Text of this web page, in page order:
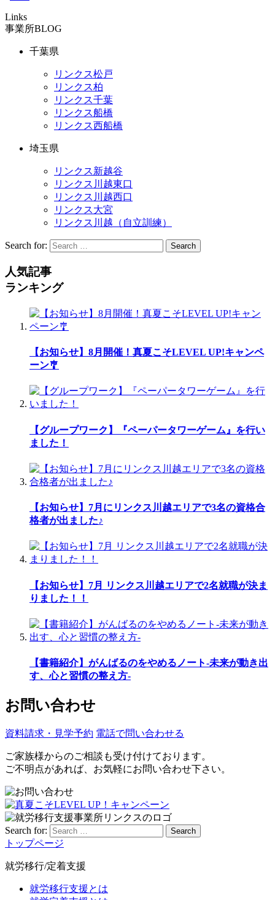
Links
事業所BLOG
千葉県
リンクス松戸
リンクス柏
リンクス千葉
リンクス船橋
リンクス西船橋
埼玉県
リンクス新越谷
リンクス川越東口
リンクス川越西口
リンクス大宮
リンクス川越（自立訓練）
Search for: Search
人気記事
ランキング
【お知らせ】8月開催！真夏こそLEVEL UP!キャンペ
ーン🎐
【グループワーク】『ペーパータワーゲーム』を行い
ました！
【お知らせ】7月にリンクス川越エリアで3名の資格合
格者が出ました♪
【お知らせ】7月 リンクス川越エリアで2名就職が決ま
りました！！
【書籍紹介】がんばるのをやめるノート-未来が動き出
す、心と習慣の整え方-
お問い合わせ
資料請求・見学予約 電話で問い合わせる
ご家族様からのご相談も受け付けております。
ご不明点があれば、お気軽にお問い合わせ下さい。
Search for: Search
トップページ
就労移行/定着支援
就労移行支援とは